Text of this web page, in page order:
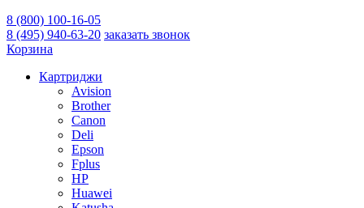
8 (800) 100-16-05
8 (495) 940-63-20 заказать звонок
Корзина
Картриджи
Avision
Brother
Canon
Deli
Epson
Fplus
HP
Huawei